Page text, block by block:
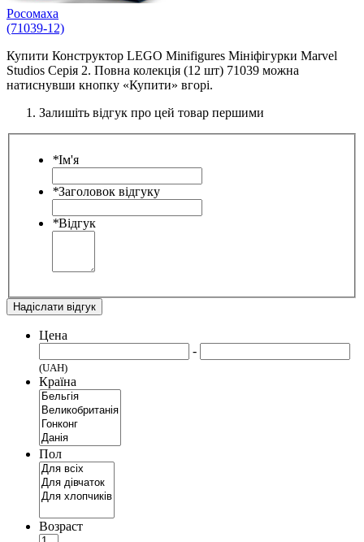
Росомаха
(71039-12)
Купити Конструктор LEGO Minifigures Мініфігурки Marvel
Studios Cерія 2. Повна колекція (12 шт) 71039 можна
натиснувши кнопку «Купити» вгорі.
Залишіть відгук про цей товар першими
*Ім'я
*Заголовок відгуку
*Відгук
Надіслати відгук
Цена
-
(UAH)
Країна
Пол
Возраст